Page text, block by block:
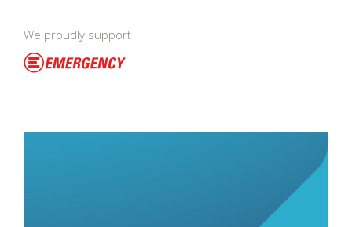
We proudly support